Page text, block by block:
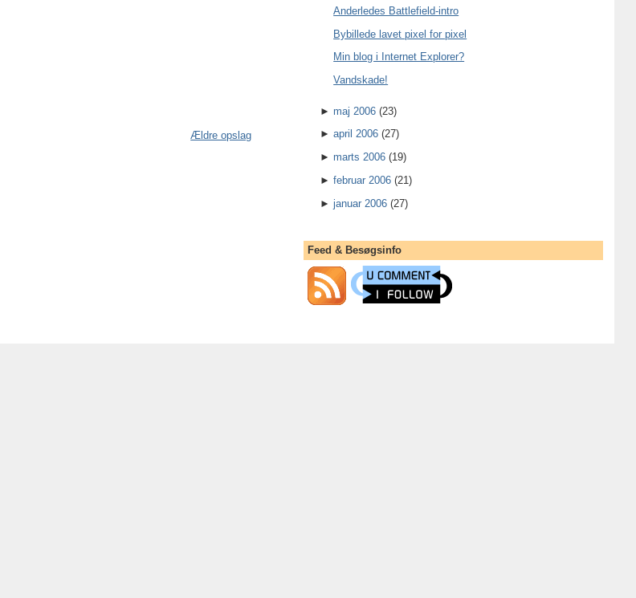
Ældre opslag
Anderledes Battlefield-intro
Bybillede lavet pixel for pixel
Min blog i Internet Explorer?
Vandskade!
►maj 2006 (23)
►april 2006 (27)
►marts 2006 (19)
►februar 2006 (21)
►januar 2006 (27)
Feed & Besøgsinfo